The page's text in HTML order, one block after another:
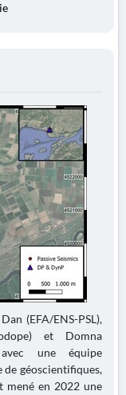
(EFA/ENS-PSL),
et Domna
une équipe
géoscientifiques,
mené en 2022 une